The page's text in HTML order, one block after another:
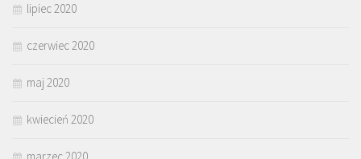
lipiec 2020
czerwiec 2020
maj 2020
kwiecień 2020